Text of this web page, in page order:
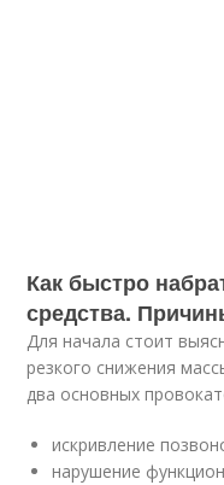
Как быстро
средства.
Для начала стоит
резкого снижения
два основных
искривление
нарушение